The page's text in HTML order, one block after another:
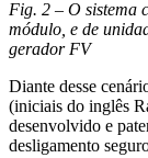
Fig. 2 – O sistema
módulo, e de
gerador FV
Diante desse
(iniciais do inglês
desenvolvido e
desligamento